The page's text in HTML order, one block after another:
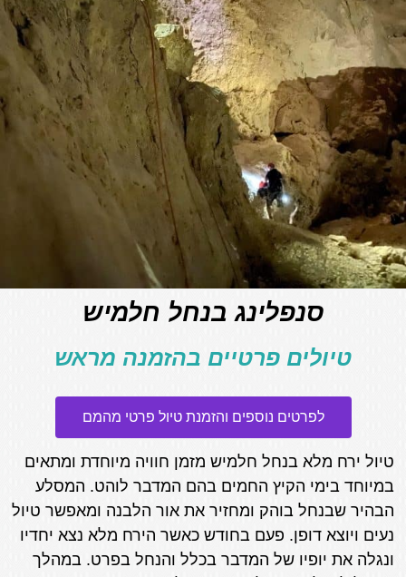
סנפלינג בנחל חלמיש
טיולים פרטיים בהזמנה מראש
לפרטים נוספים והזמנת טיול פרטי מהמם
טיול ירח מלא בנחל חלמיש מזמן חוויה מיוחדת ומתאים
במיוחד בימי הקיץ החמים בהם המדבר לוהט. המסלע
הבהיר שבנחל בוהק ומחזיר את אור הלבנה ומאפשר טיול
נעים ויוצא דופן. פעם בחודש כאשר הירח מלא נצא יחדיו
ונגלה את יופיו של המדבר בכלל והנחל בפרט. במהלך